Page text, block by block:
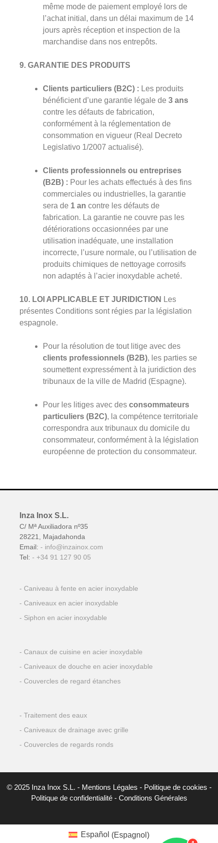
même mode de paiement employé lors de
l’achat initial, dans un délai maximum de 14
jours après réception et inspection de la
marchandise dans nos entrepôts.
9. GARANTIE DES PRODUITS
Clients particuliers (B2C) : Les produits
bénéficient d’une garantie légale de 3 ans
contre les défauts de fabrication,
conformément à la réglementation de
consommation en vigueur (Real Decreto
Legislativo 1/2007 actualisé).
Clients professionnels ou entreprises
(B2B) : Pour les achats effectués à des fins
commerciales ou industrielles, la garantie
sera de 1 an contre les défauts de
fabrication. La garantie ne couvre pas les
détériorations occasionnées par une
utilisation inadéquate, une installation
incorrecte, l’usure normale, ou l’utilisation de
produits chimiques de nettoyage corrosifs
non adaptés à l’acier inoxydable acheté.
10. LOI APPLICABLE ET JURIDICTION Les
présentes Conditions sont régies par la législation
espagnole.
Pour la résolution de tout litige avec des
clients professionnels (B2B), les parties se
soumettent expressément à la juridiction des
tribunaux de la ville de Madrid (Espagne).
Pour les litiges avec des consommateurs
particuliers (B2C), la compétence territoriale
correspondra aux tribunaux du domicile du
consommateur, conformément à la législation
européenne de protection du consommateur.
Inza Inox S.L.
C/ Mª Auxiliadora nº35
28221, Majadahonda
Email:
info@inzainox.com
Tel:
+34 91 127 90 05
Caniveau à fente en acier inoxydable
Caniveaux en acier inoxydable
Siphon en acier inoxydable
Canaux de cuisine en acier inoxydable
Caniveaux de douche en acier inoxydable
Couvercles de regard étanches
Traitement des eaux
Caniveaux de drainage avec grille
Couvercles de regards ronds
© 2025 Inza Inox S.L. - Mentions Légales - Politique de cookies -
Politique de confidentialité- Conditions Générales
Español (Espagnol)